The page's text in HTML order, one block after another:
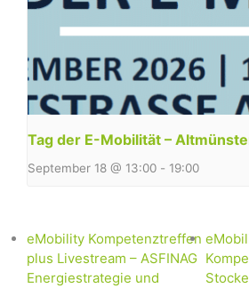
Tag der E-Mobilität –
September 18 @ 13:00 - 19:00
eMobility Kompetenztreffen
plus Livestream – ASFINAG
Energiestrategie und